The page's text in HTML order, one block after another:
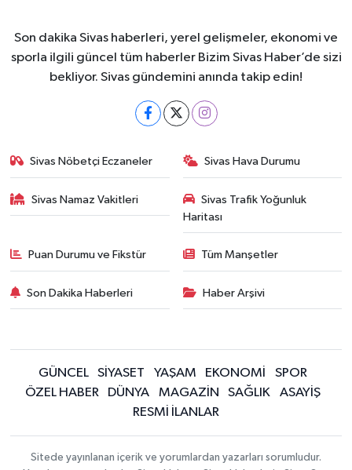
Son dakika Sivas haberleri, yerel gelişmeler, ekonomi ve
sporla ilgili güncel tüm haberler Bizim Sivas Haber’de sizi
bekliyor. Sivas gündemini anında takip edin!
Sivas Nöbetçi Eczaneler Sivas Hava Durumu
Sivas Namaz Vakitleri
Sivas Trafik Yoğunluk
Haritası
Puan Durumu ve Fikstür Tüm Manşetler
Son Dakika Haberleri Haber Arşivi
GÜNCEL SİYASET YAŞAM EKONOMİ
SPOR
ÖZEL HABER
DÜNYA MAGAZİN SAĞLIK
ASAYİŞ
RESMİ İLANLAR
Sitede yayınlanan içerik ve yorumlardan yazarları sorumludur.